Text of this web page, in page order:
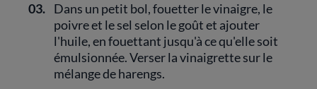
03. Dans un petit bol, fouetter le vinaigre, le
poivre et le sel selon le goût et ajouter
l'huile, en fouettant jusqu'à ce qu'elle soit
émulsionnée. Verser la vinaigrette sur le
mélange de harengs.